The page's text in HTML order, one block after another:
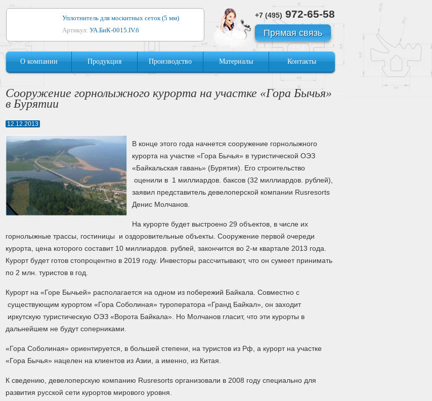
Уплотнитель для москитных сеток (5 мм)
Артикул: УА.БиК-0015.IV.б
Уплотнитель для алюминиевых окон
Артикул:1044
Артикул:УМ.БиК-0062.IV.б
Уплотнитель для деревянных дверей
Артикул:УК-10.4
+7 (495) 972-65-58
Прямая связь
О компании Продукция Производство Материалы Контакты
Сооружение горнолыжного курорта на участке «Гора Бычья»
в Бурятии
12.12.2013
В конце этого года начнется сооружение горнолыжного
курорта на участке «Гора Бычья» в туристической ОЭЗ
«Байкальская гавань» (Бурятия). Его строительство
оценили в 1 миллиардов. баксов (32 миллиардов. рублей),
заявил представитель девелоперской компании Rusresorts
Денис Молчанов.
На курорте будет выстроено 29 объектов, в числе их
горнолыжные трассы, гостиницы и оздоровительные объекты. Сооружение первой очереди
курорта, цена которого составит 10 миллиардов. рублей, закончится во 2-м квартале 2013 года.
Курорт будет готов стопроцентно в 2019 году. Инвесторы рассчитывают, что он сумеет принимать
по 2 млн. туристов в год.
Курорт на «Горе Бычьей» располагается на одном из побережий Байкала. Совместно с
существующим курортом «Гора Соболиная» туроператора «Гранд Байкал», он заходит
иркутскую туристическую ОЭЗ «Ворота Байкала». Но Молчанов гласит, что эти курорты в
дальнейшем не будут соперниками.
«Гора Соболиная» ориентируется, в большей степени, на туристов из Рф, а курорт на участке
«Гора Бычья» нацелен на клиентов из Азии, а именно, из Китая.
К сведению, девелоперскую компанию Rusresorts организовали в 2008 году специально для
развития русской сети курортов мирового уровня.